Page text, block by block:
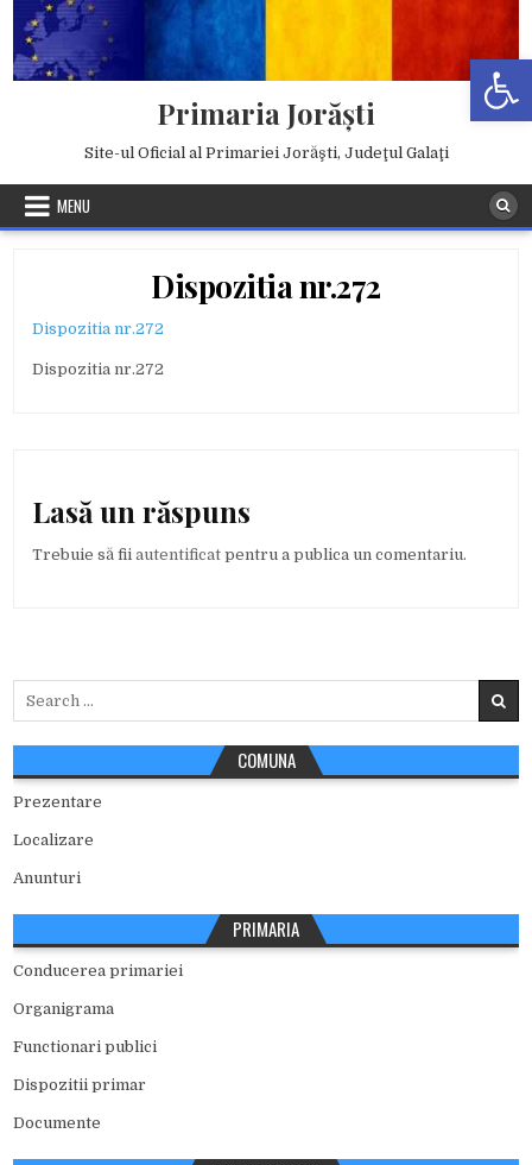
content
Primaria Jorăşti
Site-ul Oficial al Primariei Jorăşti, Judeţul Galaţi
MENU
Dispozitia nr.272
Dispozitia nr.272
Dispozitia nr.272
Lasă un răspuns
Trebuie să fiiautentificat pentru a publica un comentariu.
COMUNA
Prezentare
Localizare
Anunturi
PRIMARIA
Conducerea primariei
Organigrama
Functionari publici
Dispozitii primar
Documente